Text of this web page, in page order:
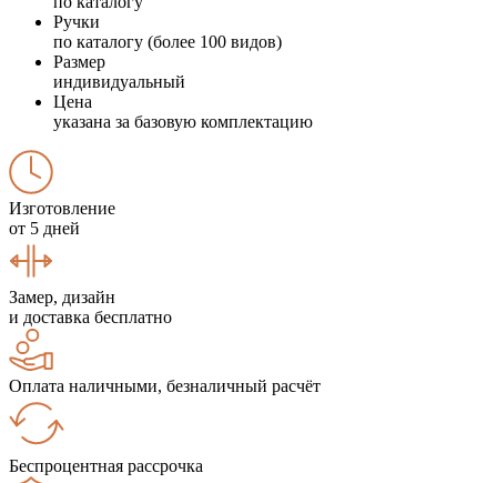
Ручки
по каталогу (более 100 видов)
Размер
индивидуальный
Цена
указана за базовую комплектацию
Изготовление
от 5 дней
Замер, дизайн
и доставка бесплатно
Оплата наличными, безналичный расчёт
Беспроцентная рассрочка